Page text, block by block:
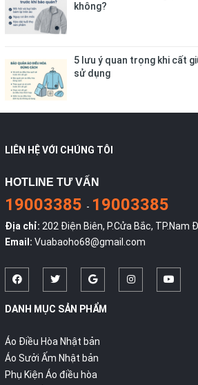
không?
5 lưu ý quan trọng khi cất
sử dụng
LIÊN HỆ VỚI CHÚNG TÔI
HOTLINE TƯ VẤN
19003385 - 19003385
Địa chỉ: 202 Điện Biên, P.Cửa Bắc, TP.Nam
Email: Vuabaoho68@gmail.com
DANH MỤC SẢN PHẨM
Áo Điều Hòa Nhật bản
Áo Sưởi Ấm Nhật bản
Phụ Kiện Áo điều hòa